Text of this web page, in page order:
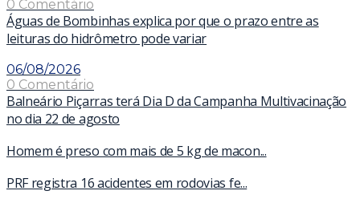
0 Comentário
Águas de Bombinhas explica por que o prazo entre as
leituras do hidrômetro pode variar
06/08/2026
0 Comentário
Balneário Piçarras terá Dia D da Campanha Multivacinação
no dia 22 de agosto
Homem é preso com mais de 5 kg de macon...
PRF registra 16 acidentes em rodovias fe...